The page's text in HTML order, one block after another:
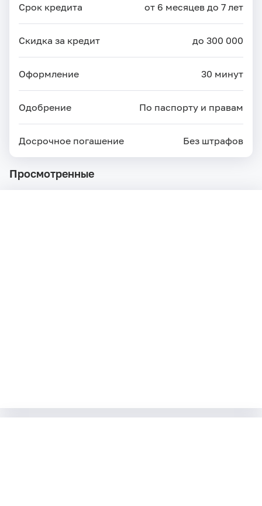
Срок кредита от 6 месяцев до 7 лет
Скидка за кредит до 300 000
Оформление 30 минут
Одобрение По паспорту и правам
Досрочное погашение Без штрафов
Просмотренные